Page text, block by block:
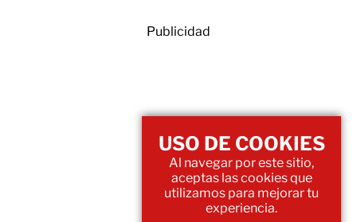
Publicidad
USO DE COOKIES
Al navegar por este sitio,
aceptas las cookies que
utilizamos para mejorar tu
experiencia.